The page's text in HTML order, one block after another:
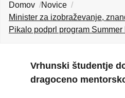
O NAS
NOVICE
Domov
Novice
Minister za izobraževanje,
Pikalo podprl program Summer
Vrhunski študentje
dragoceno